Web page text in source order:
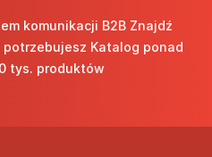
komunikacji B2B Znajdź
Katalog ponad
tys. produktów